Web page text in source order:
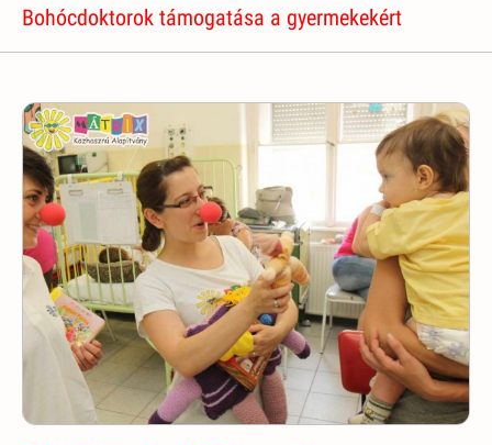
Bohócdoktorok támogatása a gyermekekért